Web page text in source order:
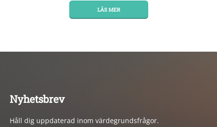
LÄS MER
Nyhetsbrev
Håll dig uppdaterad inom värdegrundsfrågor.